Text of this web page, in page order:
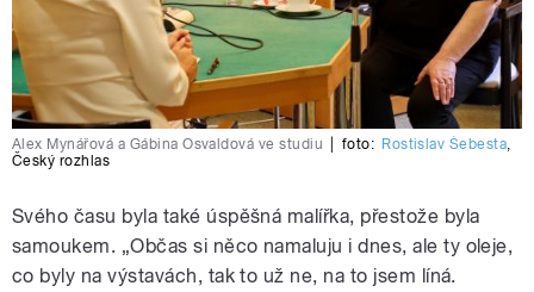
Alex Mynářová a Gábina Osvaldová ve studiu foto: Rostislav Šebesta,
Český rozhlas
Svého času byla také úspěšná malířka, přestože byla
samoukem. „Občas si něco namaluju i dnes, ale ty oleje,
co byly na výstavách, tak to už ne, na to jsem líná.